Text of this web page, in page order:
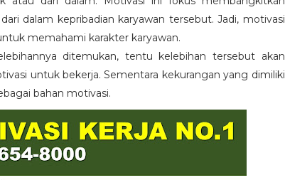
dalam kepribadian karyawan tersebut. Jadi, motivasi
memahami karakter karyawan.
ditemukan, tentu kelebihan tersebut akan
untuk bekerja. Sementara kekurangan yang dimiliki
bahan motivasi.